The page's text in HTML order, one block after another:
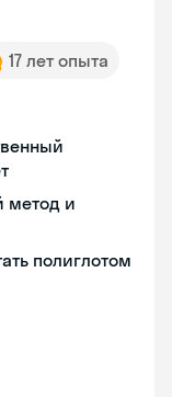
17 лет опыта
метод и
полиглотом